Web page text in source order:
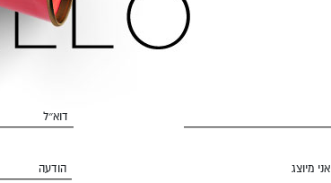
דוא״ל
אני מיוצג הודעה